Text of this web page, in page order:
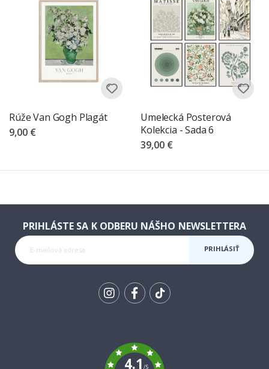
Rúže Van Gogh Plagát
9,00 €
Umelecká Posterová
Kolekcia - Sada 6
39,00 €
PRIHLÁSTE SA K ODBERU NÁŠHO NEWSLETTERA
PRIHLÁSIŤ
4.1/5